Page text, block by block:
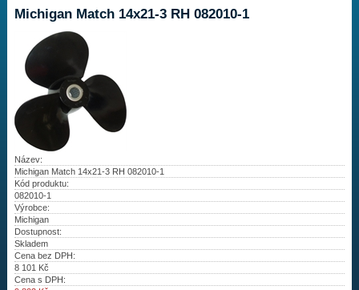
Výrobce:
Drážky na hřídeli:
Najít vrtuli
Motory
Vrtule
Redukční pouzdra XHS
Kontakty
Aktuality
Michigan Match 14x21-3 RH 082010-1
Název:
Michigan Match 14x21-3 RH 082010-1
Kód produktu:
082010-1
Výrobce:
Michigan
Dostupnost:
Skladem
Cena bez DPH:
8 101
Kč
Cena s DPH: